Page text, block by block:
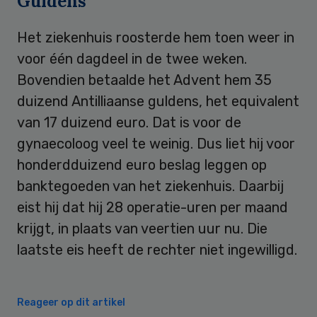
Het ziekenhuis roosterde hem toen weer in
voor één dagdeel in de twee weken.
Bovendien betaalde het Advent hem 35
duizend Antilliaanse guldens, het equivalent
van 17 duizend euro. Dat is voor de
gynaecoloog veel te weinig. Dus liet hij voor
honderdduizend euro beslag leggen op
banktegoeden van het ziekenhuis. Daarbij
eist hij dat hij 28 operatie-uren per maand
krijgt, in plaats van veertien uur nu. Die
laatste eis heeft de rechter niet ingewilligd.
Reageer op dit artikel